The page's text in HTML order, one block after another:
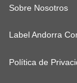
Sobre Nosotros
Label Andorra
Política de